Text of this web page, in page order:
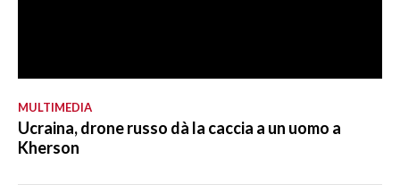
MULTIMEDIA
Ucraina, drone russo dà la caccia a un uomo a
Kherson